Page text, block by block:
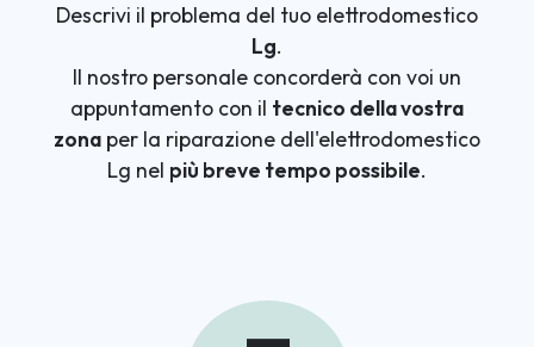
Descrivi il problema del tuo elettrodomestico
Lg.
Il nostro personale concorderà con voi un
appuntamento con il tecnico della vostra
zona per la riparazione dell'elettrodomestico
Lg nel più breve tempo possibile.